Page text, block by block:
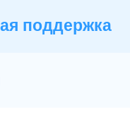
поддержка